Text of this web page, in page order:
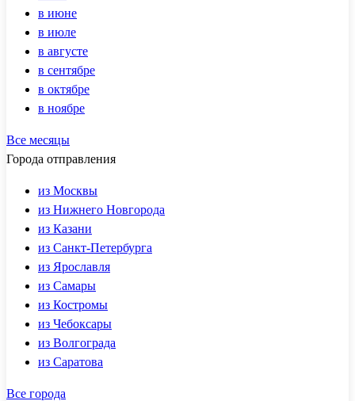
в июне
в июле
в августе
в сентябре
в октябре
в ноябре
Все месяцы
Города отправления
из Москвы
из Нижнего Новгорода
из Казани
из Санкт-Петербурга
из Ярославля
из Самары
из Костромы
из Чебоксары
из Волгограда
из Саратова
Все города